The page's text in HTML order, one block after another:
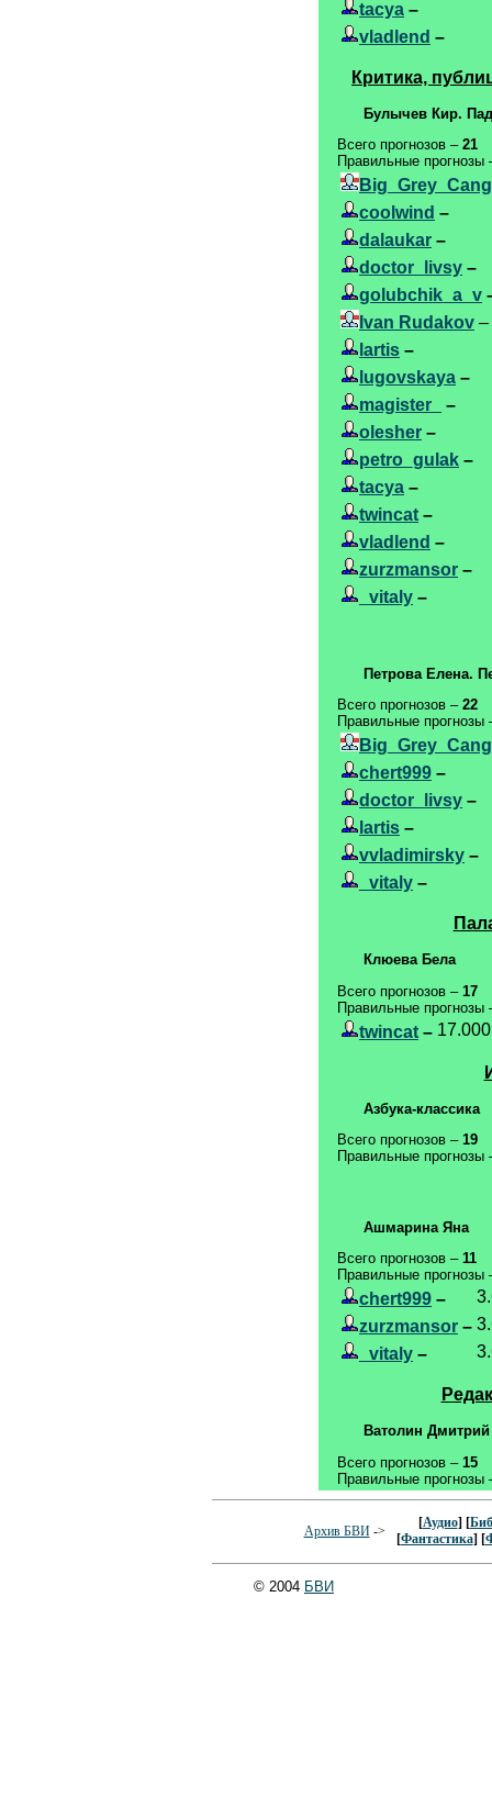
tacya –
vladlend –
Критика,
Булычев Кир.
Всего прогнозов – 21
Правильные прогнозы
coolwind –
dalaukar –
doctor_livsy –
golubchik_a_v
Ivan Rudakov –
lartis –
lugovskaya –
magister_
–
olesher –
petro_gulak –
tacya –
twincat –
vladlend –
zurzmansor –
_vitaly –
Петрова Елена.
Всего прогнозов – 22
Правильные прогнозы
chert999 –
doctor_livsy –
lartis –
vvladimirsky –
_vitaly –
Клюева Бела
Всего прогнозов – 17
Правильные прогнозы
twincat – 17.000
Азбука-классика
Всего прогнозов – 19
Правильные прогнозы
Ашмарина Яна
Всего прогнозов – 11
Правильные прогнозы
chert999 –
zurzmansor –
_vitaly –
Ватолин Дмитрий
Всего прогнозов – 15
Правильные прогнозы
Архив БВИ->
[Аудио] [
[Фантастика] [
© 2004 БВИ